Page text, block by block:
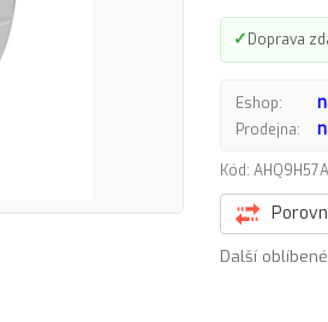
✓Doprava
Eshop:
Prodejna:
Kód:
Další